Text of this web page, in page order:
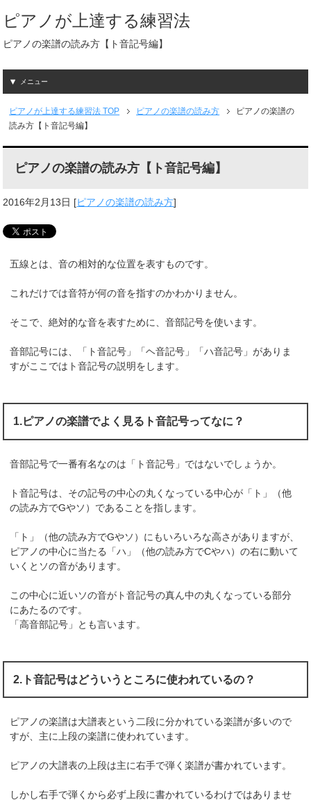
ピアノが上達する練習法
ピアノの楽譜の読み方【ト音記号編】
メニュー
ピアノが上達する練習法 TOP ピアノの楽譜の読み方
ピアノの楽譜の
読み方【ト音記号編】
ピアノの楽譜の読み方【ト音記号編】
2016年2月13日 [ピアノの楽譜の読み方]
五線とは、音の相対的な位置を表すものです。
これだけでは音符が何の音を指すのかわかりません。
そこで、絶対的な音を表すために、音部記号を使います。
音部記号には、「ト音記号」「ヘ音記号」「ハ音記号」がありま
すがここではト音記号の説明をします。
1.ピアノの楽譜でよく見るト音記号ってなに？
音部記号で一番有名なのは「ト音記号」ではないでしょうか。
ト音記号は、その記号の中心の丸くなっている中心が「ト」（他
の読み方でGやソ）であることを指します。
「ト」（他の読み方でGやソ）にもいろいろな高さがありますが、
ピアノの中心に当たる「ハ」（他の読み方でCやハ）の右に動いて
いくとソの音があります。
この中心に近いソの音がト音記号の真ん中の丸くなっている部分
にあたるのです。
「高音部記号」とも言います。
2.ト音記号はどういうところに使われているの？
ピアノの楽譜は大譜表という二段に分かれている楽譜が多いので
すが、主に上段の楽譜に使われています。
ピアノの大譜表の上段は主に右手で弾く楽譜が書かれています。
しかし右手で弾くから必ず上段に書かれているわけではありませ